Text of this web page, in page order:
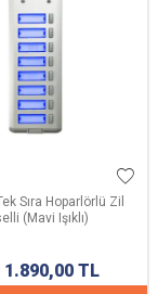
Sıra Hoparlörlü Zil
(Mavi Işıklı)
1.890,00 TL